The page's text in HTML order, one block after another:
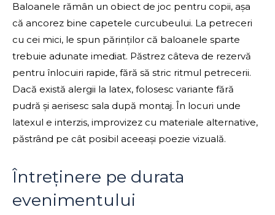
Baloanele rămân un obiect de joc pentru copii, așa
că ancorez bine capetele curcubeului. La petreceri
cu cei mici, le spun părinților că baloanele sparte
trebuie adunate imediat. Păstrez câteva de rezervă
pentru înlocuiri rapide, fără să stric ritmul petrecerii.
Dacă există alergii la latex, folosesc variante fără
pudră și aerisesc sala după montaj. În locuri unde
latexul e interzis, improvizez cu materiale alternative,
păstrând pe cât posibil aceeași poezie vizuală.
Întreținere pe durata
evenimentului